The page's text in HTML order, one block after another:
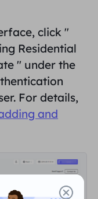
click "
Residential
" under the
For details,
and